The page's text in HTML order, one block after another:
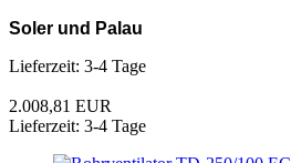
Soler und Palau
Lieferzeit: 3-4 Tage
2.008,81 EUR
Lieferzeit: 3-4 Tage